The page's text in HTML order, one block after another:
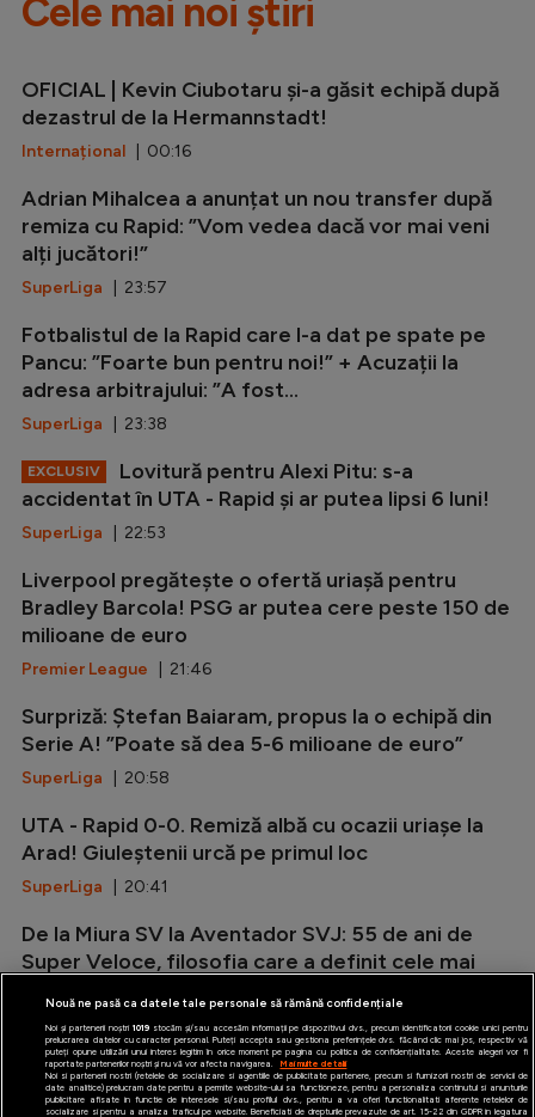
Cele mai noi știri
OFICIAL | Kevin Ciubotaru și-a găsit echipă după
dezastrul de la Hermannstadt!
Internațional | 00:16
Adrian Mihalcea a anunțat un nou transfer după
remiza cu Rapid: ”Vom vedea dacă vor mai veni
alți jucători!”
SuperLiga | 23:57
Fotbalistul de la Rapid care l-a dat pe spate pe
Pancu: ”Foarte bun pentru noi!” + Acuzații la
adresa arbitrajului: ”A fost...
SuperLiga | 23:38
EXCLUSIV
Lovitură pentru Alexi Pitu: s-a
accidentat în UTA - Rapid și ar putea lipsi 6 luni!
SuperLiga | 22:53
Liverpool pregătește o ofertă uriașă pentru
Bradley Barcola! PSG ar putea cere peste 150 de
milioane de euro
Premier League | 21:46
Surpriză: Ștefan Baiaram, propus la o echipă din
Serie A! ”Poate să dea 5-6 milioane de euro”
SuperLiga | 20:58
UTA - Rapid 0-0. Remiză albă cu ocazii uriașe la
Arad! Giuleștenii urcă pe primul loc
SuperLiga | 20:41
De la Miura SV la Aventador SVJ: 55 de ani de
Super Veloce, filosofia care a definit cele mai
Auto| 20:12
Nouă ne pasă ca datele tale personale să rămână confidențiale
Noi și partenerii noștri 1019stocăm și/sau accesăm informații pe dispozitivul dvs., precum identificatorii cookie unici pentru
prelucrarea datelor cu caracter personal. Puteți accepta sau gestiona preferințele dvs. făcând clic mai jos, respectiv vă
puteți opune utilizării unui interes legitim în orice moment pe pagina cu politica de confidențialitate. Aceste alegeri vor fi
raportate partenerilor noștri și nu vă vor afecta navigarea.
Mai multe detalii
Noi si partenerii nostri (retelele de socializare si agentiile de publicitate partenere, precum si furnizorii nostri de servicii de
date analitice) prelucram date pentru a permite website-ului sa functioneze, pentru a personaliza continutul si anunturile
publicitare afisate in functie de interesele si/sau profilul dvs., pentru a va oferi functionalitati aferente retelelor de
socializare si pentru a analiza traficul pe website. Beneficiati de drepturile prevazute de art. 15-22 din GDPR in legatura